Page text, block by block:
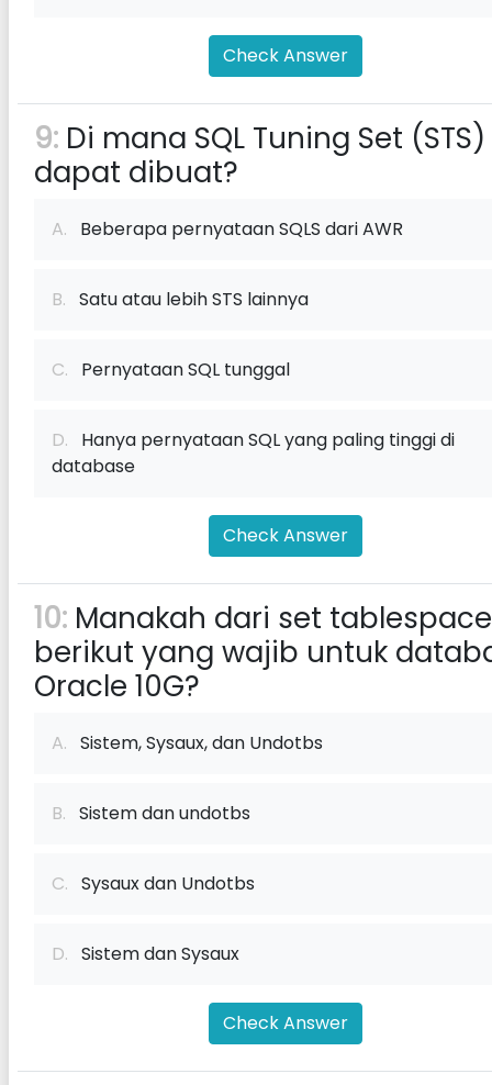
Check Answer
9: Di mana SQL Tuning Set (STS)
dapat dibuat?
A. Beberapa pernyataan SQLS dari AWR
B. Satu atau lebih STS lainnya
C. Pernyataan SQL tunggal
D. Hanya pernyataan SQL yang paling tinggi di
database
Check Answer
10: Manakah dari set tablespace
berikut yang wajib untuk
Oracle 10G?
A. Sistem, Sysaux, dan Undotbs
B. Sistem dan undotbs
C. Sysaux dan Undotbs
D. Sistem dan Sysaux
Check Answer